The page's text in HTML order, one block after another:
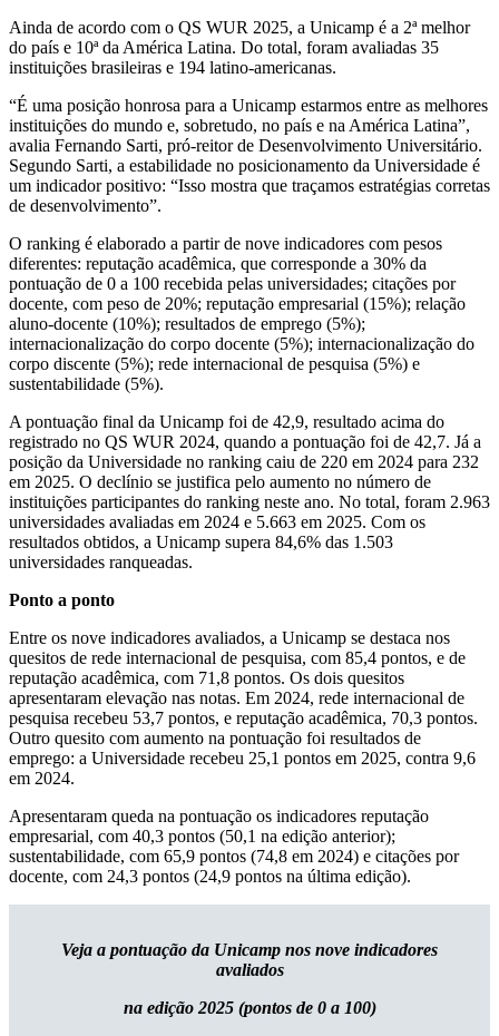
Ainda de acordo com o QS WUR 2025, a Unicamp é a 2ª melhor
do país e 10ª da América Latina. Do total, foram avaliadas 35
instituições brasileiras e 194 latino-americanas.
“É uma posição honrosa para a Unicamp estarmos entre as melhores
instituições do mundo e, sobretudo, no país e na América Latina”,
avalia Fernando Sarti, pró-reitor de Desenvolvimento Universitário.
Segundo Sarti, a estabilidade no posicionamento da Universidade é
um indicador positivo: “Isso mostra que traçamos estratégias corretas
de desenvolvimento”.
O ranking é elaborado a partir de nove indicadores com pesos
diferentes: reputação acadêmica, que corresponde a 30% da
pontuação de 0 a 100 recebida pelas universidades; citações por
docente, com peso de 20%; reputação empresarial (15%); relação
aluno-docente (10%); resultados de emprego (5%);
internacionalização do corpo docente (5%); internacionalização do
corpo discente (5%); rede internacional de pesquisa (5%) e
sustentabilidade (5%).
A pontuação final da Unicamp foi de 42,9, resultado acima do
registrado no QS WUR 2024, quando a pontuação foi de 42,7. Já a
posição da Universidade no ranking caiu de 220 em 2024 para 232
em 2025. O declínio se justifica pelo aumento no número de
instituições participantes do ranking neste ano. No total, foram 2.963
universidades avaliadas em 2024 e 5.663 em 2025. Com os
resultados obtidos, a Unicamp supera 84,6% das 1.503
universidades ranqueadas.
Ponto a ponto
Entre os nove indicadores avaliados, a Unicamp se destaca nos
quesitos de rede internacional de pesquisa, com 85,4 pontos, e de
reputação acadêmica, com 71,8 pontos. Os dois quesitos
apresentaram elevação nas notas. Em 2024, rede internacional de
pesquisa recebeu 53,7 pontos, e reputação acadêmica, 70,3 pontos.
Outro quesito com aumento na pontuação foi resultados de
emprego: a Universidade recebeu 25,1 pontos em 2025, contra 9,6
em 2024.
Apresentaram queda na pontuação os indicadores reputação
empresarial, com 40,3 pontos (50,1 na edição anterior);
sustentabilidade, com 65,9 pontos (74,8 em 2024) e citações por
docente, com 24,3 pontos (24,9 pontos na última edição).
Veja a pontuação da Unicamp nos nove indicadores
avaliados
na edição 2025 (pontos de 0 a 100)